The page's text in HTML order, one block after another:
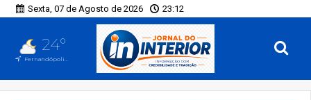
Sexta, 07 de Agosto de 2026 23:12
24°
Fernandópolis, SP